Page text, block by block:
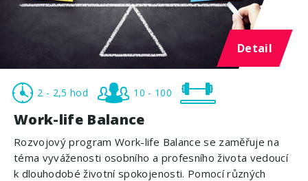
Detail
2 - 2,5 hod 10 - 100
Work-life Balance
Rozvojový program Work-life Balance se zaměřuje na
téma vyváženosti osobního a profesního života vedoucí
k dlouhodobé životní spokojenosti. Pomocí různých